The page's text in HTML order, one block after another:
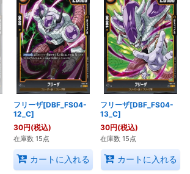
フリーザ[DBF_FS04-
12_C]
30円(税込)
在庫数 15点
カートに入れる
フリーザ[DBF_FS04-
13_C]
30円(税込)
在庫数 15点
カートに入れる